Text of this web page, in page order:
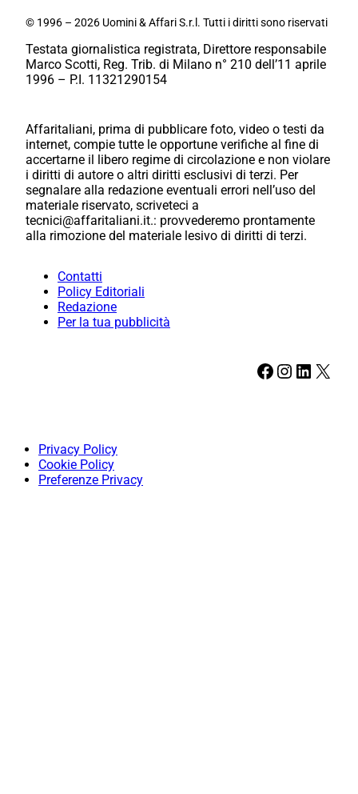
© 1996 – 2026 Uomini & Affari S.r.l. Tutti i diritti sono riservati
Testata giornalistica registrata, Direttore responsabile
Marco Scotti, Reg. Trib. di Milano n° 210 dell’11 aprile
1996 – P.I. 11321290154
Affaritaliani, prima di pubblicare foto, video o testi da
internet, compie tutte le opportune verifiche al fine di
accertarne il libero regime di circolazione e non violare
i diritti di autore o altri diritti esclusivi di terzi. Per
segnalare alla redazione eventuali errori nell’uso del
materiale riservato, scriveteci a
tecnici@affaritaliani.it.: provvederemo prontamente
alla rimozione del materiale lesivo di diritti di terzi.
Contatti
Policy Editoriali
Redazione
Per la tua pubblicità
Facebook Instagram LinkedIn X
Privacy Policy
Cookie Policy
Preferenze Privacy